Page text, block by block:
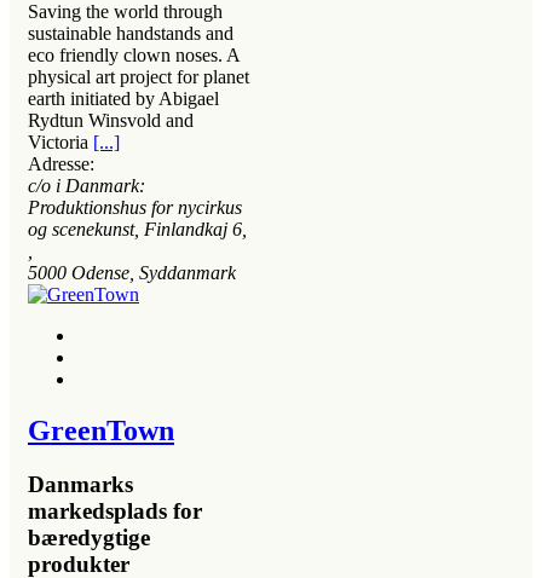
Saving the world through
sustainable handstands and
eco friendly clown noses. A
physical art project for planet
earth initiated by Abigael
Rydtun Winsvold and
Victoria [...]
Adresse:
c/o i Danmark:
Produktionshus for nycirkus
og scenekunst, Finlandkaj 6
5000 Odense, Syddanmark
GreenTown
Danmarks
markedsplads for
bæredygtige
produkter